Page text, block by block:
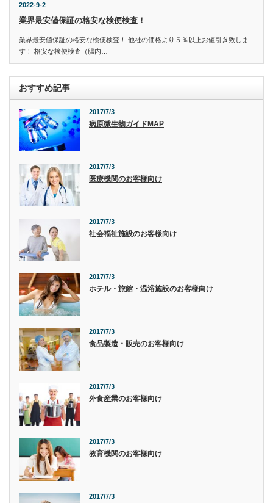
2022-9-2
業界最安値保証の格安な検便検査！
業界最安値保証の格安な検便検査！ 他社の価格より５％以上お値引き致しま
す！ 格安な検便検査（腸内…
おすすめ記事
2017/7/3
病原微生物ガイドMAP
2017/7/3
医療機関のお客様向け
2017/7/3
社会福祉施設のお客様向け
2017/7/3
ホテル・旅館・温浴施設のお客様向け
2017/7/3
食品製造・販売のお客様向け
2017/7/3
外食産業のお客様向け
2017/7/3
教育機関のお客様向け
2017/7/3